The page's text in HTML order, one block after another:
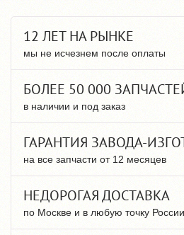
12 ЛЕТ НА РЫНКЕ
мы не исчезнем после оплаты
БОЛЕЕ 50 000
в наличии и под заказ
ГАРАНТИЯ ЗАВОДА-
на все запчасти от 12 месяцев
НЕДОРОГАЯ ДОСТАВКА
по Москве и в любую точку России